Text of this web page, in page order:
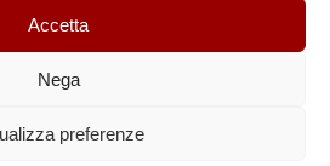
Accetta
Nega
preferenze
Catalogo Internazionale
Catalogo Internazionale